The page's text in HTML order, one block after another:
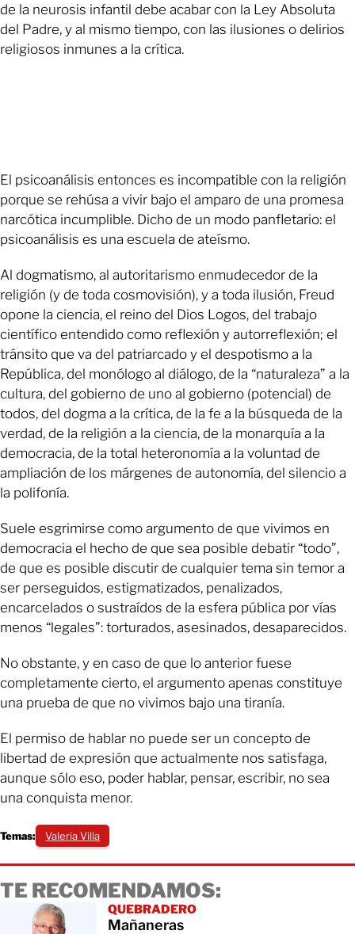
de la neurosis infantil debe acabar con la Ley Absoluta
del Padre, y al mismo tiempo, con las ilusiones o delirios
religiosos inmunes a la crítica.
El psicoanálisis entonces es incompatible con la religión
porque se rehúsa a vivir bajo el amparo de una promesa
narcótica incumplible. Dicho de un modo panfletario: el
psicoanálisis es una escuela de ateísmo.
Al dogmatismo, al autoritarismo enmudecedor de la
religión (y de toda cosmovisión), y a toda ilusión, Freud
opone la ciencia, el reino del Dios Logos, del trabajo
científico entendido como reflexión y autorreflexión; el
tránsito que va del patriarcado y el despotismo a la
República, del monólogo al diálogo, de la “naturaleza” a la
cultura, del gobierno de uno al gobierno (potencial) de
todos, del dogma a la crítica, de la fe a la búsqueda de la
verdad, de la religión a la ciencia, de la monarquía a la
democracia, de la total heteronomía a la voluntad de
ampliación de los márgenes de autonomía, del silencio a
la polifonía.
Suele esgrimirse como argumento de que vivimos en
democracia el hecho de que sea posible debatir “todo”,
de que es posible discutir de cualquier tema sin temor a
ser perseguidos, estigmatizados, penalizados,
encarcelados o sustraídos de la esfera pública por vías
menos “legales”: torturados, asesinados, desaparecidos.
No obstante, y en caso de que lo anterior fuese
completamente cierto, el argumento apenas constituye
una prueba de que no vivimos bajo una tiranía.
El permiso de hablar no puede ser un concepto de
libertad de expresión que actualmente nos satisfaga,
aunque sólo eso, poder hablar, pensar, escribir, no sea
una conquista menor.
Temas: Valeria Villa
TE RECOMENDAMOS:
QUEBRADERO
Mañaneras